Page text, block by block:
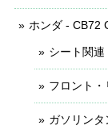
ホンダ - CB72
シート関連
フロント
ガソリンタ